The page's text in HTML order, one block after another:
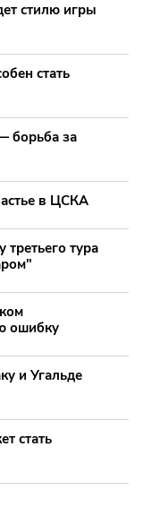
стилю игры
стать
борьба за
в ЦСКА
тура
ошибку
и Угальде
стать